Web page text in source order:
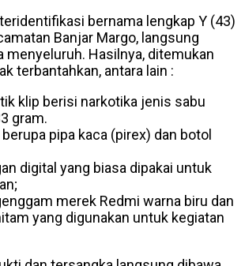
bernama lengkap Y (43)
Banjar Margo, langsung
menyeluruh. Hasilnya, ditemukan
terbantahkan, antara lain :
klip berisi narkotika jenis sabu
gram.
berupa pipa kaca (pirex) dan botol
digital yang biasa dipakai untuk
merek Redmi warna biru dan
yang digunakan untuk kegiatan